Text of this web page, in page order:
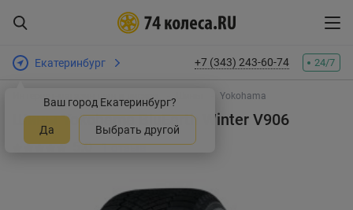
Екатеринбург
Ваш город Екатеринбург?
Да Выбрать другой
+7 (343) 243-60-74 24/7
Интернет-магазин шин и дисков Yokohama
Шины Yokohama BluEarth Winter V906
5.0 1 отзыв